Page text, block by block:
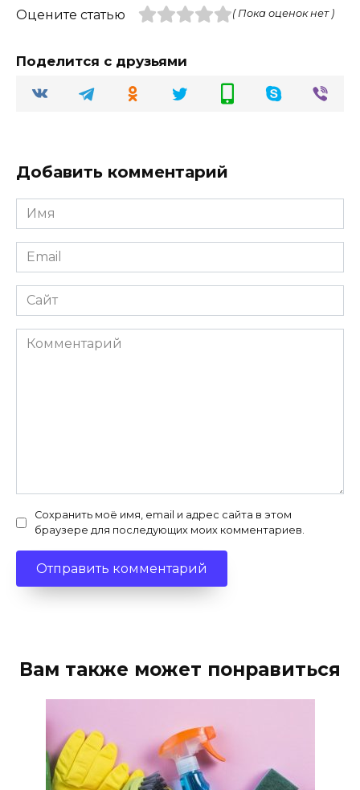
Оцените статью ( Пока оценок нет )
Поделится с друзьями
Добавить комментарий
Имя
Email
Сайт
Комментарий
Сохранить моё имя, email и адрес сайта в этом
браузере для последующих моих комментариев.
Вам также может понравиться